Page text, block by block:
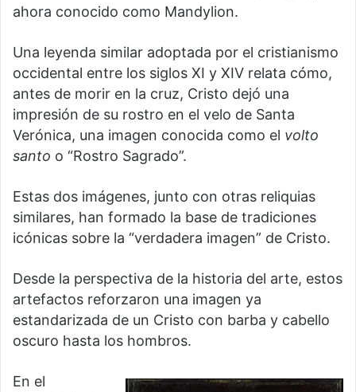
ahora conocido como Mandylion.
Una leyenda similar adoptada por el cristianismo
occidental entre los siglos XI y XIV relata cómo,
antes de morir en la cruz, Cristo dejó una
impresión de su rostro en el velo de Santa
Verónica, una imagen conocida como el volto
santo o “Rostro Sagrado”.
Estas dos imágenes, junto con otras reliquias
similares, han formado la base de tradiciones
icónicas sobre la “verdadera imagen” de Cristo.
Desde la perspectiva de la historia del arte, estos
artefactos reforzaron una imagen ya
estandarizada de un Cristo con barba y cabello
oscuro hasta los hombros.
En el